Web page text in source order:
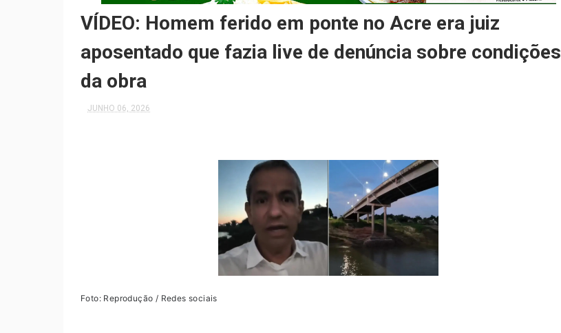
VÍDEO: Homem ferido em ponte no Acre era juiz
aposentado que fazia live de denúncia sobre condições
da obra
JUNHO 06, 2026
Foto: Reprodução / Redes sociais